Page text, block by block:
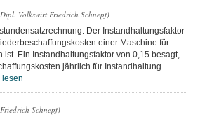
Volkswirt Friedrich Schnepf)
Der Instandhaltungsfaktor
einer Maschine für
ist. Ein Instandhaltungsfaktor von 0,15 besagt,
jährlich für Instandhaltung
lesen
Schnepf)